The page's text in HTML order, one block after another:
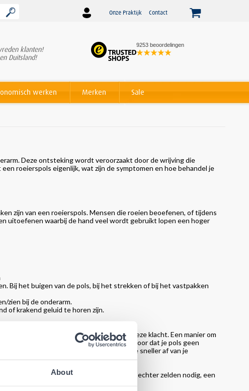
About
Onze Praktijk Contact
9253 beoordelingen
klanten!
Duitsland!
WinnaarBeslist Webshop
Award voor beste service!
werken Merken Sale
Deze ontsteking wordt veroorzaakt door de wrijving die
roeierspols eigenlijk, wat zijn de symptomen en hoe behandel je
zijn van een roeierspols. Mensen die roeien beoefenen, of tijdens
waarbij de hand veel wordt gebruikt lopen een hoger
Bij het buigen van de pols, bij het strekken of bij het vastpakken
zien bij de onderarm.
of krakend geluid te horen zijn.
is heel belangrijk bij het verhelpen van deze klacht. Een manier om
Een polsbrace zorgt er namelijk voor dat je pols geen
kan je pols sneller revalideren en ben je sneller af van je
operatief te laten verwijderen. Dit is echter zelden nodig, een
lossen.